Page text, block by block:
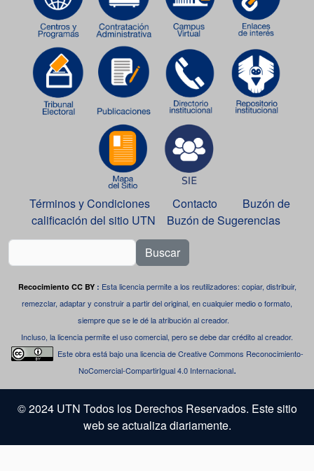
Términos y Condiciones Contacto
Buzón de
calificación del sitio UTN
Buzón de Sugerencias
Buscar
Recocimiento CC BY : Esta licencia permite a los reutilizadores: copiar, distribuir,
remezclar, adaptar y construir a partir del original, en cualquier medio o formato,
siempre que se le dé la atribución al creador.
Incluso, la licencia permite el uso comercial, pero se debe dar crédito al creador.
Este obra está bajo unalicencia de Creative Commons Reconocimiento-
NoComercial-CompartirIgual 4.0 Internacional.
© 2024 UTN Todos los Derechos Reservados. Este sitio
web se actualiza diariamente.